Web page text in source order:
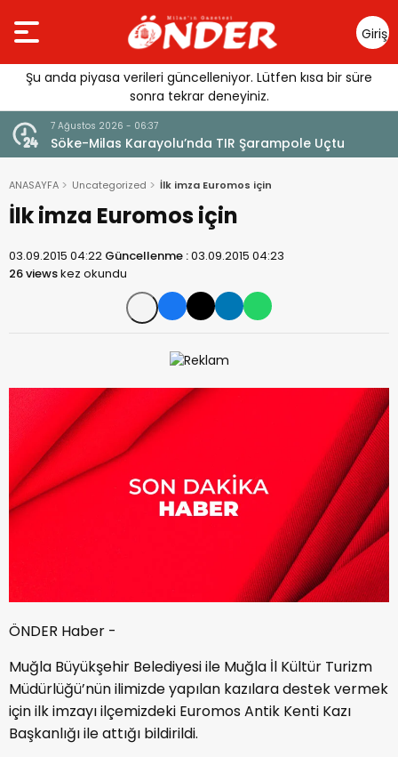
Giriş
Yap
Şu anda piyasa verileri güncelleniyor. Lütfen kısa bir süre
sonra tekrar deneyiniz.
TIR Şarampole Uçtu SÜRÜCÜLER DİKKAT!
ANASAYFA Uncategorized İlk imza Euromos için
İlk imza Euromos için
03.09.2015 04:22 Güncellenme :03.09.2015 04:23
26 viewskez okundu
ÖNDER Haber -
Muğla Büyükşehir Belediyesi ile Muğla İl Kültür Turizm
Müdürlüğü’nün ilimizde yapılan kazılara destek vermek
için ilk imzayı ilçemizdeki Euromos Antik Kenti Kazı
Başkanlığı ile attığı bildirildi.